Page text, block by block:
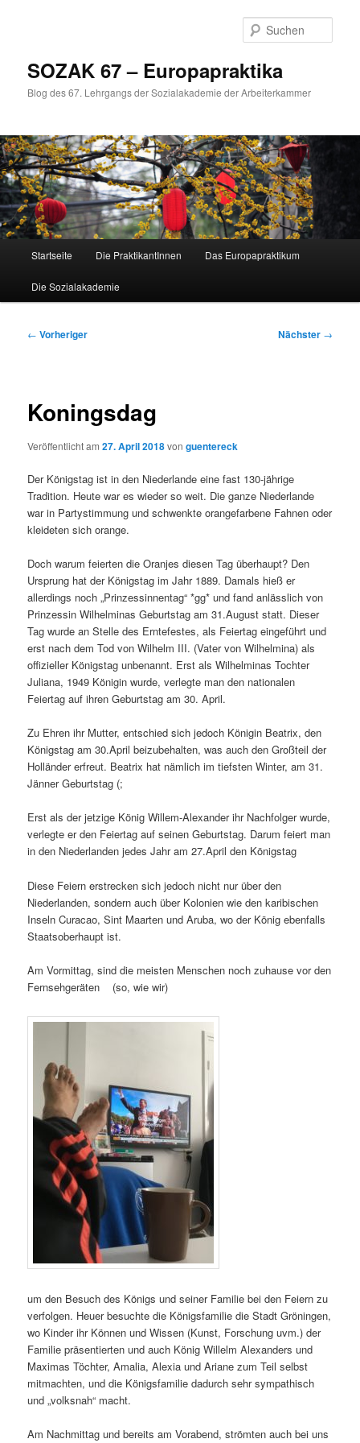
SOZAK 67 – Europapraktika
Blog des 67. Lehrgangs der Sozialakademie der Arbeiterkammer
Startseite Die PraktikantInnen Das Europapraktikum
Die Sozialakademie
Beitragsnavigation
← Vorheriger Nächster →
Koningsdag
Veröffentlicht am27. April 2018vonguentereck
Der Königstag ist in den Niederlande eine fast 130-jährige
Tradition. Heute war es wieder so weit. Die ganze Niederlande
war in Partystimmung und schwenkte orangefarbene Fahnen oder
kleideten sich orange.
Doch warum feierten die Oranjes diesen Tag überhaupt? Den
Ursprung hat der Königstag im Jahr 1889. Damals hieß er
allerdings noch „Prinzessinnentag“ *gg* und fand anlässlich von
Prinzessin Wilhelminas Geburtstag am 31.August statt. Dieser
Tag wurde an Stelle des Erntefestes, als Feiertag eingeführt und
erst nach dem Tod von Wilhelm III. (Vater von Wilhelmina) als
offizieller Königstag unbenannt. Erst als Wilhelminas Tochter
Juliana, 1949 Königin wurde, verlegte man den nationalen
Feiertag auf ihren Geburtstag am 30. April.
Zu Ehren ihr Mutter, entschied sich jedoch Königin Beatrix, den
Königstag am 30.April beizubehalten, was auch den Großteil der
Holländer erfreut. Beatrix hat nämlich im tiefsten Winter, am 31.
Jänner Geburtstag (;
Erst als der jetzige König Willem-Alexander ihr Nachfolger wurde,
verlegte er den Feiertag auf seinen Geburtstag. Darum feiert man
in den Niederlanden jedes Jahr am 27.April den Königstag
Diese Feiern erstrecken sich jedoch nicht nur über den
Niederlanden, sondern auch über Kolonien wie den karibischen
Inseln Curacao, Sint Maarten und Aruba, wo der König ebenfalls
Staatsoberhaupt ist.
Am Vormittag, sind die meisten Menschen noch zuhause vor den
Fernsehgeräten (so, wie wir)
um den Besuch des Königs und seiner Familie bei den Feiern zu
verfolgen. Heuer besuchte die Königsfamilie die Stadt Gröningen,
wo Kinder ihr Können und Wissen (Kunst, Forschung uvm.) der
Familie präsentierten und auch König Willelm Alexanders und
Maximas Töchter, Amalia, Alexia und Ariane zum Teil selbst
mitmachten, und die Königsfamilie dadurch sehr sympathisch
und „volksnah“ macht.
Am Nachmittag und bereits am Vorabend, strömten auch bei uns